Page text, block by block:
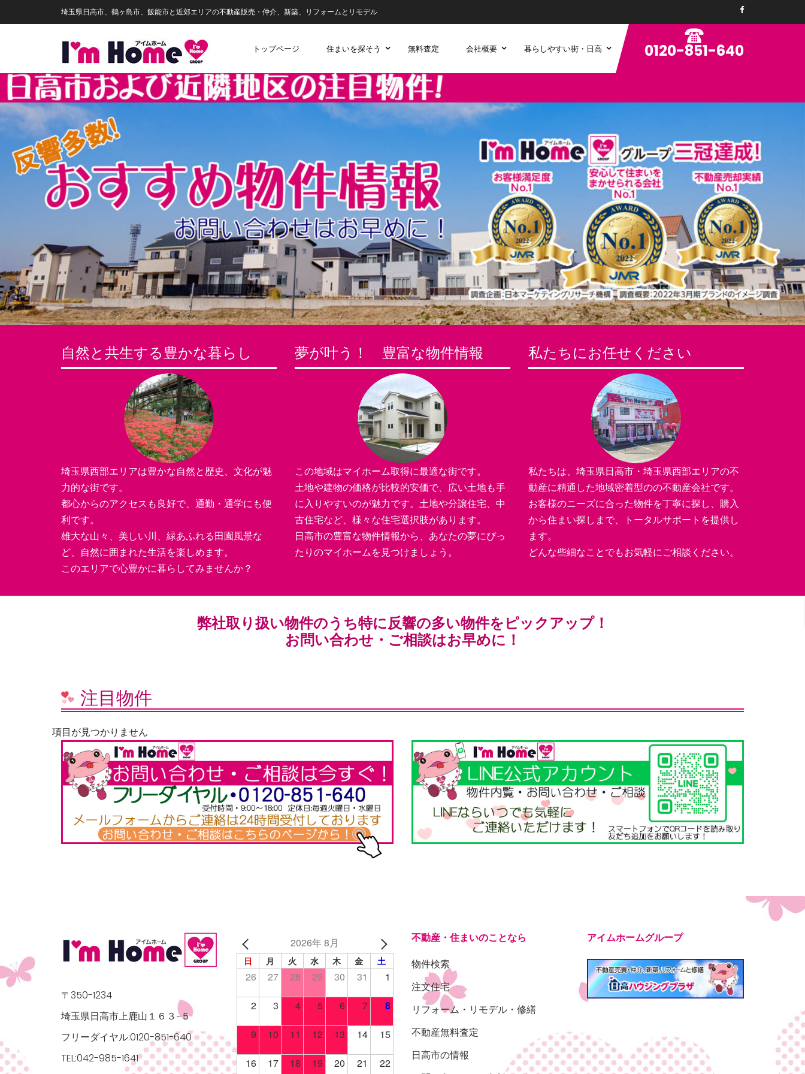
埼玉県日高市、鶴ヶ島市、飯能市と近郊エリアの不動産販売・仲介、新築、リフォームとリモデル
トップページ 住まいを探そう 無料査定 会社概要 暮らしやすい街・日高 0120-851-640
自然と共生する豊かな暮らし
埼玉県西部エリアは豊かな自然と歴史、文化が魅
力的な街です。
都心からのアクセスも良好で、通勤・通学にも便
利です。
雄大な山々、美しい川、緑あふれる田園風景な
ど、自然に囲まれた生活を楽しめます。
このエリアで心豊かに暮らしてみませんか？
夢が叶う！ 豊富な物件情報
この地域はマイホーム取得に最適な街です。
土地や建物の価格が比較的安価で、広い土地も手
に入りやすいのが魅力です。土地や分譲住宅、中
古住宅など、様々な住宅選択肢があります。
日高市の豊富な物件情報から、あなたの夢にぴっ
たりのマイホームを見つけましょう。
私たちにお任せください
私たちは、埼玉県日高市・埼玉県西部エリアの不
動産に精通した地域密着型のの不動産会社です。
お客様のニーズに合った物件を丁寧に探し、購入
から住まい探しまで、トータルサポートを提供し
ます。
どんな些細なことでもお気軽にご相談ください。
弊社取り扱い物件のうち特に反響の多い物件をピックアップ！
お問い合わせ・ご相談はお早めに！
注目物件
項目が見つかりません
〒350-1234
埼玉県日高市上鹿山１６３−５
フリーダイヤル:0120-851-640
TEL:042-985-1641
2026年 8月
日 月 火 水 木 金 土
26 27 28 29 30 31 1
2 3 4 5 6 7 8
9 10 11 12 13 14 15
16 17 18 19 20 21 22
不動産・住まいのことなら
物件検索
注文住宅
リフォーム・リモデル・修繕
不動産無料査定
日高市の情報
アイムホームグループ